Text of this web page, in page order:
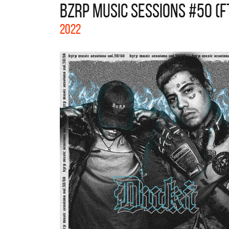
BZRP MUSIC SESSIONS #50
2022
La